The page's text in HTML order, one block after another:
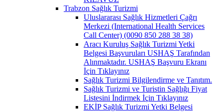
Trabzon Sağlık Turizmi
Uluslararası Sağlık Hizmetleri Çağrı
Merkezi (International Health Services
Call Center) (0090 850 288 38 38)
Aracı Kuruluş Sağlık Turizmi Yetki
Belgesi Başvuruları USHAŞ Tarafından
Alınmaktadır. USHAŞ Başvuru Ekranı
İçin Tıklayınız
Sağlık Turizmi Bilgilendirme ve Tanıtım.
Sağlık Turizmi ve Turistin Sağlığı Fiyat
Listesini İndirmek İçin Tıklayınız
EKİP Sağlık Turizmi Yetki Belgesi